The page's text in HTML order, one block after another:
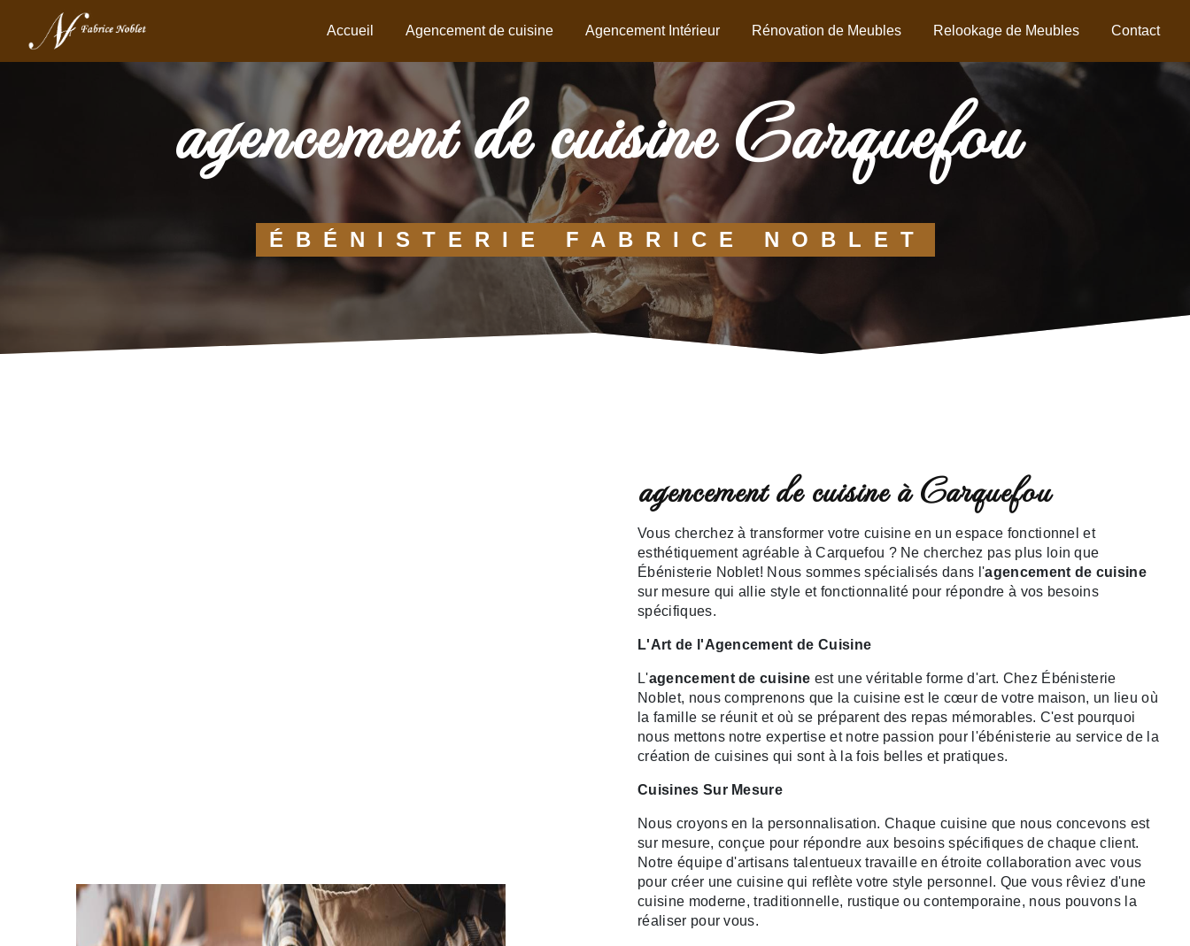
Accueil Agencement de cuisine Agencement Intérieur Rénovation de Meubles Relookage de Meubles Contact
agencement de cuisine Carquefou
ÉBÉNISTERIE FABRICE NOBLET
agencement de cuisine à Carquefou
Vous cherchez à transformer votre cuisine en un espace fonctionnel et
esthétiquement agréable à Carquefou ? Ne cherchez pas plus loin que
Ébénisterie Noblet! Nous sommes spécialisés dans l'agencement de cuisine
sur mesure qui allie style et fonctionnalité pour répondre à vos besoins
spécifiques.
L'Art de l'Agencement de Cuisine
L'agencement de cuisine est une véritable forme d'art. Chez Ébénisterie
Noblet, nous comprenons que la cuisine est le cœur de votre maison, un lieu où
la famille se réunit et où se préparent des repas mémorables. C'est pourquoi
nous mettons notre expertise et notre passion pour l'ébénisterie au service de la
création de cuisines qui sont à la fois belles et pratiques.
Cuisines Sur Mesure
Nous croyons en la personnalisation. Chaque cuisine que nous concevons est
sur mesure, conçue pour répondre aux besoins spécifiques de chaque client.
Notre équipe d'artisans talentueux travaille en étroite collaboration avec vous
pour créer une cuisine qui reflète votre style personnel. Que vous rêviez d'une
cuisine moderne, traditionnelle, rustique ou contemporaine, nous pouvons la
réaliser pour vous.
Panneau de gestion des cookies